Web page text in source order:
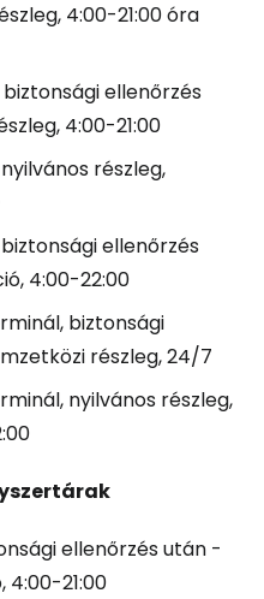
4:00-21:00 óra
ellenőrzés
4:00-21:00
részleg,
ellenőrzés
4:00-22:00
biztonsági
részleg, 24/7
nyilvános részleg,
ellenőrzés után -
4:00-21:00